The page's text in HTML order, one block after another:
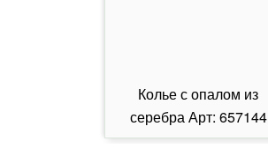
Колье с опалом из
серебра Арт: 657144